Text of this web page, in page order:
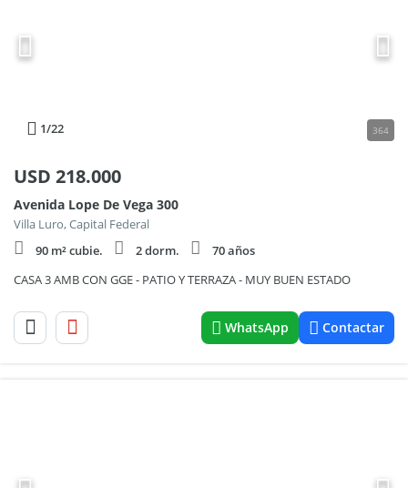
1/22 364
USD 218.000
Avenida Lope De Vega 300
Villa Luro, Capital Federal
90 m² cubie.
2 dorm.
70 años
CASA 3 AMB CON GGE - PATIO Y TERRAZA - MUY BUEN ESTADO
WhatsApp Contactar